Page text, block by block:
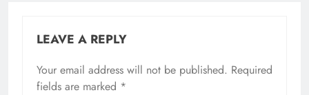
LEAVE A REPLY
Your email address will not be published. Required
fields are marked *